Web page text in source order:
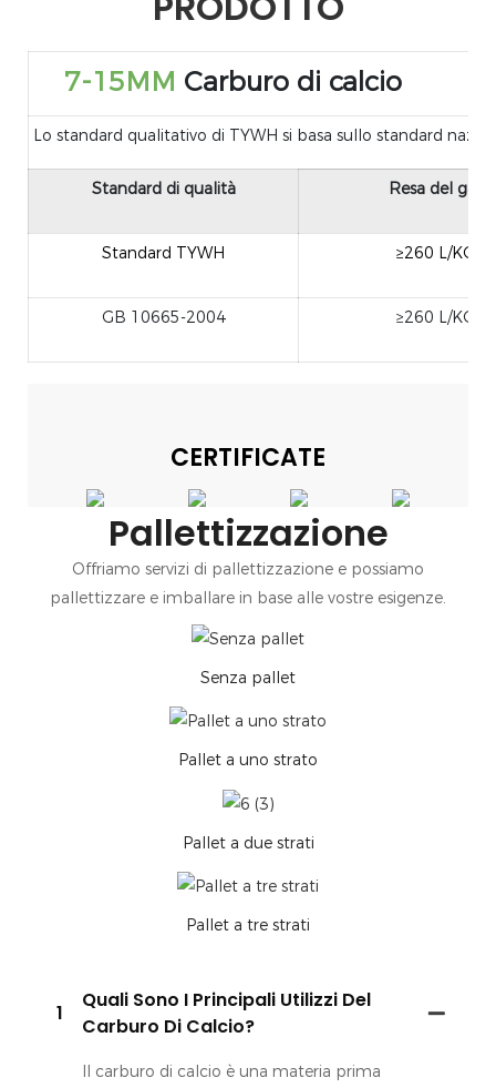
7-15MM Carburo di calcio
Lo standard qualitativo di TYWH si basa sullo standard
Standard di qualità Resa del gas
Standard TYWH ≥260 L/KG
GB 10665-2004 ≥260 L/KG
CERTIFICATE
Pallettizzazione
Offriamo servizi di pallettizzazione e possiamo
pallettizzare e imballare in base alle vostre esigenze.
Senza pallet
Pallet a uno strato
Pallet a due strati
Pallet a tre strati
1
Quali Sono I Principali Utilizzi Del
Carburo Di Calcio?
Il carburo di calcio è una materia prima